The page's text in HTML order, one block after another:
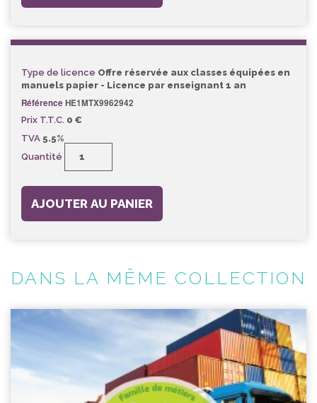
Type de licence Offre réservée aux classes équipées en
manuels papier - Licence par enseignant 1 an
Référence HE1MTX9962942
Prix T.T.C. 0 €
TVA 5.5%
Quantité
AJOUTER AU PANIER
DANS LA MÊME COLLECTION